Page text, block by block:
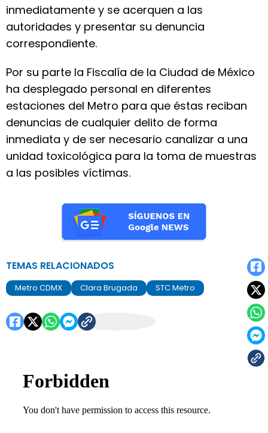
inmediatamente y se acerquen a las
autoridades y presentar su denuncia
correspondiente.
Por su parte la Fiscalía de la Ciudad de México
ha desplegado personal en diferentes
estaciones del Metro para que éstas reciban
denuncias de cualquier delito de forma
inmediata y de ser necesario canalizar a una
unidad toxicológica para la toma de muestras
a las posibles víctimas.
TEMAS RELACIONADOS
Metro CDMX Clara Brugada STC Metro